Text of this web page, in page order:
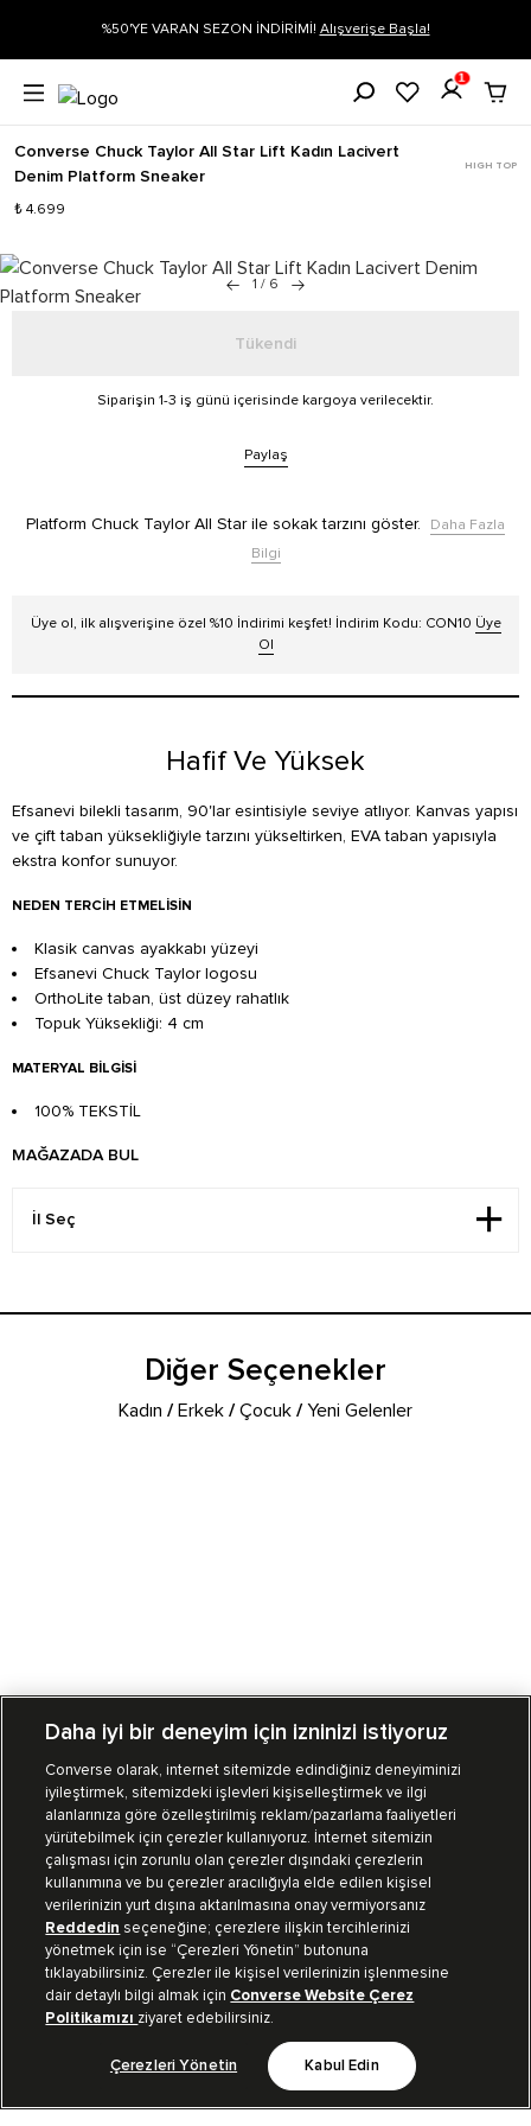
SEZON İNDİRİMİ!Alışverişe Başla! Siparişin 1-3 iş günü
1
Converse Chuck Taylor All Star Lift Kadın Lacivert
Denim Platform Sneaker
HIGH TOP
₺ 4.699
1 / 6
Tükendi
Siparişin 1-3 iş günü içerisinde kargoya verilecektir.
Paylaş
Platform Chuck Taylor All Star ile sokak tarzını göster.
Daha Fazla
Bilgi
Üye ol, ilk alışverişine özel %10 İndirimi keşfet! İndirim Kodu: CON10 Üye
Ol
Hafif Ve Yüksek
Efsanevi bilekli tasarım, 90'lar esintisiyle seviye atlıyor. Kanvas yapısı
ve çift taban yüksekliğiyle tarzını yükseltirken, EVA taban yapısıyla
ekstra konfor sunuyor.
NEDEN TERCIH ETMELISIN
Klasik canvas ayakkabı yüzeyi
Efsanevi Chuck Taylor logosu
OrthoLite taban, üst düzey rahatlık
Topuk Yüksekliği: 4 cm
MATERYAL BILGISI
100% TEKSTİL
MAĞAZADA BUL
Diğer Seçenekler
Kadın /Erkek /Çocuk /Yeni Gelenler
Mağazalarımız Sipariş Takibi
Müşteri İlişkileri
Koleksiyon
Kurumsal
Bizi Takip Et
Daha iyi bir deneyim için izninizi istiyoruz
Converse olarak, internet sitemizde edindiğiniz deneyiminizi
iyileştirmek, sitemizdeki işlevleri kişiselleştirmek ve ilgi
alanlarınıza göre özelleştirilmiş reklam/pazarlama faaliyetleri
yürütebilmek için çerezler kullanıyoruz. İnternet sitemizin
çalışması için zorunlu olan çerezler dışındaki çerezlerin
kullanımına ve bu çerezler aracılığıyla elde edilen kişisel
verilerinizin yurt dışına aktarılmasına onay vermiyorsanız
Reddedin seçeneğine; çerezlere ilişkin tercihlerinizi
yönetmek için ise “Çerezleri Yönetin” butonuna
tıklayabilirsiniz. Çerezler ile kişisel verilerinizin işlenmesine
dair detaylı bilgi almak için Converse Website Çerez
Politikamızı ziyaret edebilirsiniz.
Çerezleri Yönetin Kabul Edin